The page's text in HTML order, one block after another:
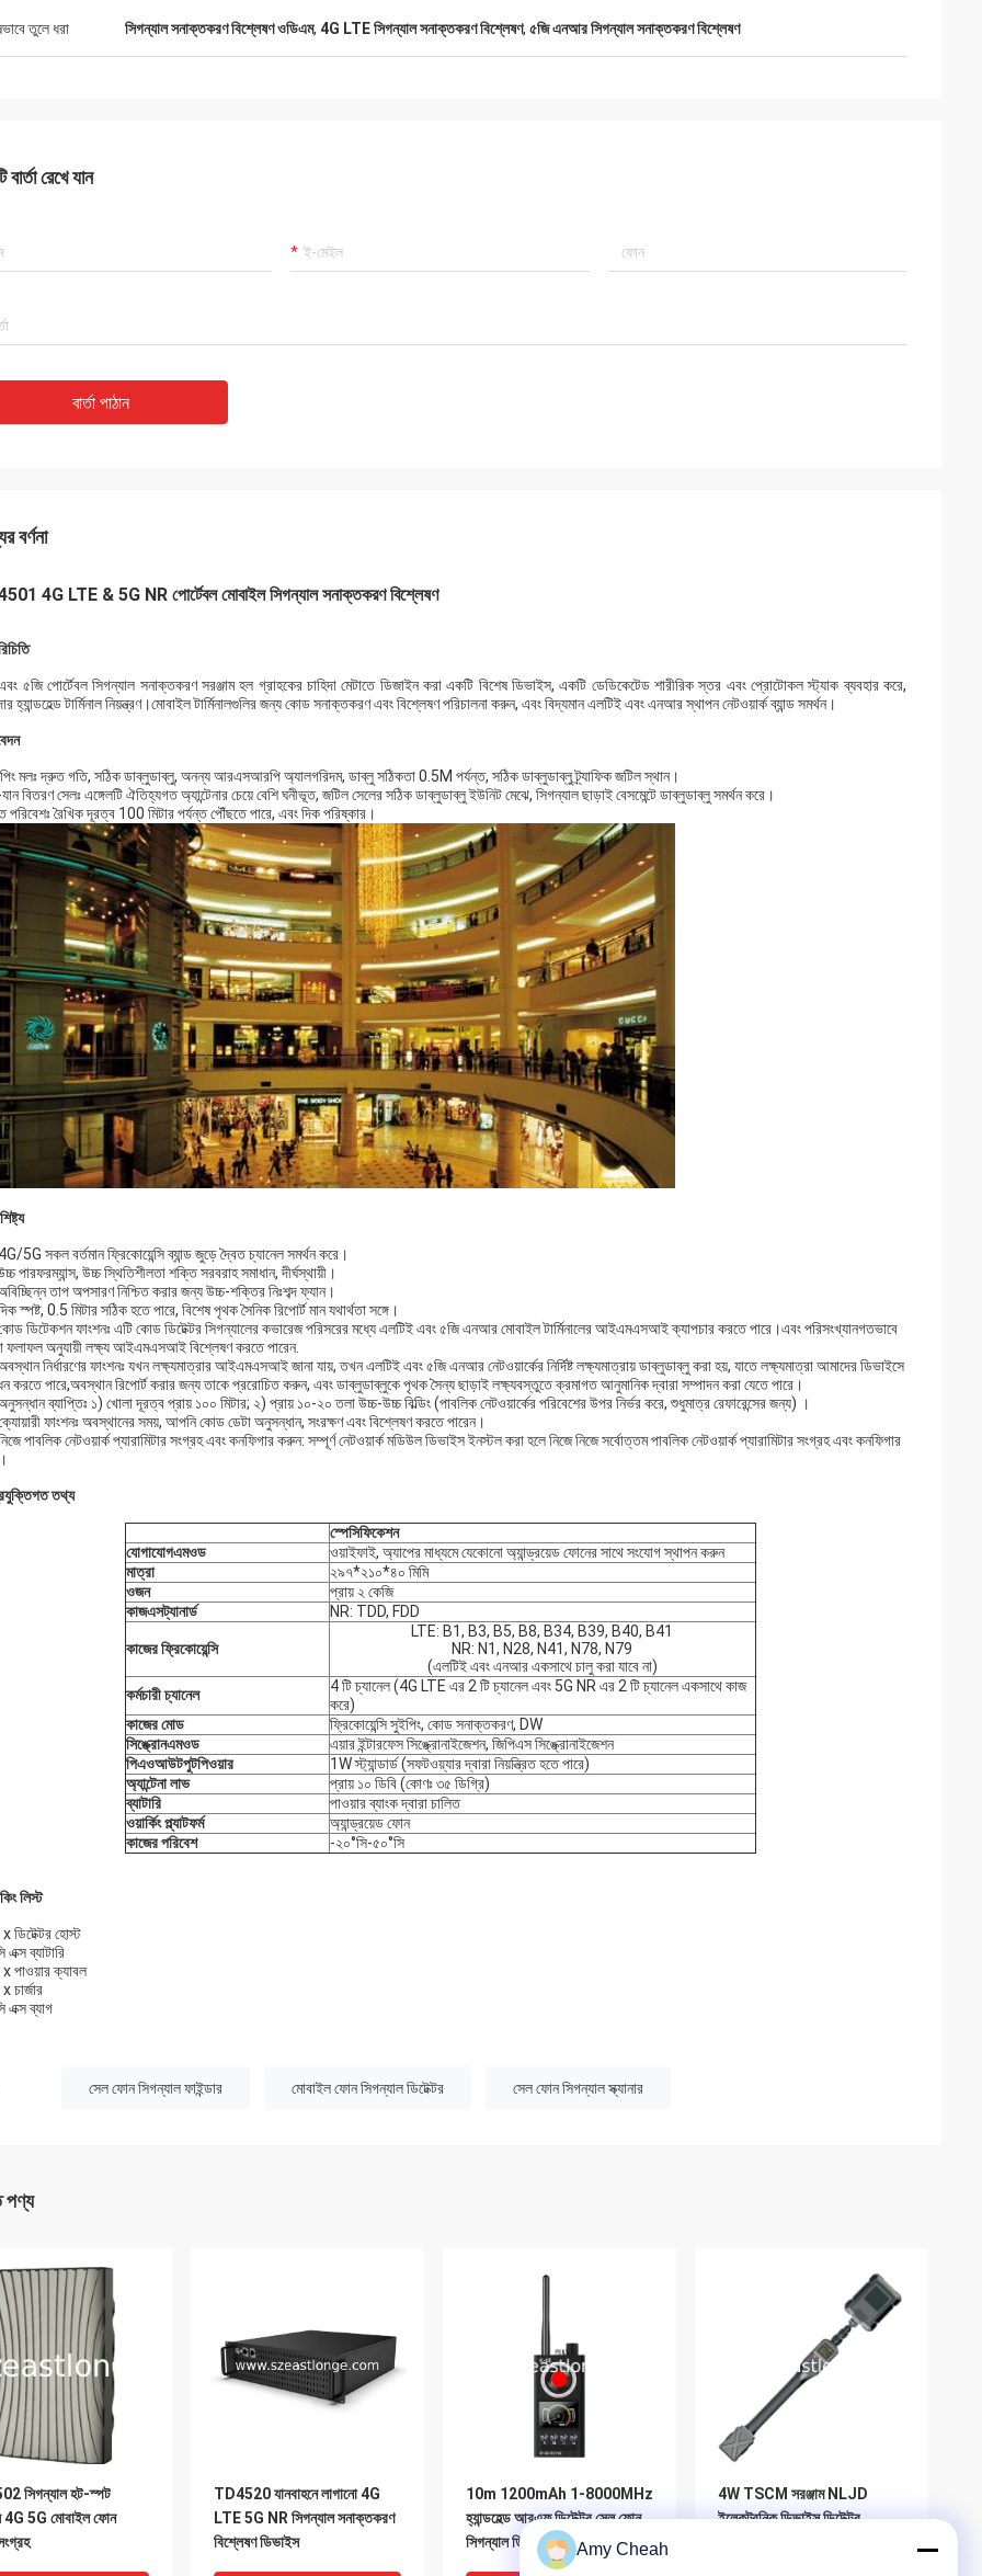
তুলে ধরা সিগন্যাল সনাক্তকরণ বিশ্লেষণ ওডিএম, 4G LTE সিগন্যাল সনাক্তকরণ বিশ্লেষণ, ৫জি এনআর সিগন্যাল সনাক্তকরণ বিশ্লেষণ
বার্তা রেখে যান
বার্তা পাঠান
বর্ণনা
4G LTE & 5G NR পোর্টেবল মোবাইল সিগন্যাল সনাক্তকরণ বিশ্লেষণ
৫জি পোর্টেবল সিগন্যাল সনাক্তকরণ সরঞ্জাম হল গ্রাহকের চাহিদা মেটাতে ডিজাইন করা একটি বিশেষ ডিভাইস, একটি ডেডিকেটেড শারীরিক স্তর এবং প্রোটোকল স্ট্যাক ব্যবহার করে,
হ্যান্ডহেল্ড টার্মিনাল নিয়ন্ত্রণ।মোবাইল টার্মিনালগুলির জন্য কোড সনাক্তকরণ এবং বিশ্লেষণ পরিচালনা করুন, এবং বিদ্যমান এলটিই এবং এনআর স্থাপন নেটওয়ার্ক ব্যান্ড সমর্থন।
মলঃ দ্রুত গতি, সঠিক ডাব্লুডাব্লু, অনন্য আরএসআরপি অ্যালগরিদম, ডাব্লু সঠিকতা 0.5M পর্যন্ত, সঠিক ডাব্লুডাব্লু ট্র্যাফিক জটিল স্থান।
বিতরণ সেলঃ এঙ্গেলটি ঐতিহ্যগত অ্যান্টেনার চেয়ে বেশি ঘনীভূত, জটিল সেলের সঠিক ডাব্লুডাব্লু ইউনিট মেঝে, সিগন্যাল ছাড়াই বেসমেন্টে ডাব্লুডাব্লু সমর্থন করে।
পরিবেশঃ রৈখিক দূরত্ব 100 মিটার পর্যন্ত পৌঁছতে পারে, এবং দিক পরিষ্কার।
5G সকল বর্তমান ফ্রিকোয়েন্সি ব্যান্ড জুড়ে দ্বৈত চ্যানেল সমর্থন করে।
পারফরম্যান্স, উচ্চ স্থিতিশীলতা শক্তি সরবরাহ সমাধান, দীর্ঘস্থায়ী।
তাপ অপসারণ নিশ্চিত করার জন্য উচ্চ-শক্তির নিঃশব্দ ফ্যান।
স্পষ্ট, 0.5 মিটার সঠিক হতে পারে, বিশেষ পৃথক সৈনিক রিপোর্ট মান যথার্থতা সঙ্গে।
ডিটেকশন ফাংশনঃ এটি কোড ডিটেক্টর সিগন্যালের কভারেজ পরিসরের মধ্যে এলটিই এবং ৫জি এনআর মোবাইল টার্মিনালের আইএমএসআই ক্যাপচার করতে পারে।এবং পরিসংখ্যানগতভাবে
ফলাফল অনুযায়ী লক্ষ্য আইএমএসআই বিশ্লেষণ করতে পারেন.
নির্ধারণের ফাংশনঃ যখন লক্ষ্যমাত্রার আইএমএসআই জানা যায়, তখন এলটিই এবং ৫জি এনআর নেটওয়ার্কের নির্দিষ্ট লক্ষ্যমাত্রায় ডাব্লুডাব্লু করা হয়, যাতে লক্ষ্যমাত্রা আমাদের ডিভাইসে
করতে পারে,অবস্থান রিপোর্ট করার জন্য তাকে প্ররোচিত করুন, এবং ডাব্লুডাব্লুকে পৃথক সৈন্য ছাড়াই লক্ষ্যবস্তুতে ক্রমাগত আনুমানিক দ্বারা সম্পাদন করা যেতে পারে।
ব্যাপ্তিঃ ১) খোলা দূরত্ব প্রায় ১০০ মিটার; ২) প্রায় ১০-২০ তলা উচ্চ-উচ্চ বিল্ডিং (পাবলিক নেটওয়ার্কের পরিবেশের উপর নির্ভর করে, শুধুমাত্র রেফারেন্সের জন্য) ।
ফাংশনঃ অবস্থানের সময়, আপনি কোড ডেটা অনুসন্ধান, সংরক্ষণ এবং বিশ্লেষণ করতে পারেন।
পাবলিক নেটওয়ার্ক প্যারামিটার সংগ্রহ এবং কনফিগার করুন: সম্পূর্ণ নেটওয়ার্ক মডিউল ডিভাইস ইনস্টল করা হলে নিজে নিজে সর্বোত্তম পাবলিক নেটওয়ার্ক প্যারামিটার সংগ্রহ এবং কনফিগার
তথ্য
স্পেসিফিকেশন
যোগাযোগএমওড
ওয়াইফাই, অ্যাপের মাধ্যমে যেকোনো অ্যান্ড্রয়েড ফোনের সাথে সংযোগ স্থাপন করুন
মাত্রা
২৯৭*২১০*৪০ মিমি
ওজন
প্রায় ২ কেজি
কাজএসট্যানার্ড NR: TDD, FDD
কাজের ফ্রিকোয়েন্সি
LTE: B1, B3, B5, B8, B34, B39, B40, B41
NR: N1, N28, N41, N78, N79
(এলটিই এবং এনআর একসাথে চালু করা যাবে না)
কর্মচারী চ্যানেল
4 টি চ্যানেল (4G LTE এর 2 টি চ্যানেল এবং 5G NR এর 2 টি চ্যানেল একসাথে কাজ
করে)
কাজের মোড
ফ্রিকোয়েন্সি সুইপিং, কোড সনাক্তকরণ, DW
সিঙ্ক্রোনএমওড
এয়ার ইন্টারফেস সিঙ্ক্রোনাইজেশন, জিপিএস সিঙ্ক্রোনাইজেশন
পিএওআউটপুটপিওয়ার
1W স্ট্যান্ডার্ড (সফটওয়্যার দ্বারা নিয়ন্ত্রিত হতে পারে)
অ্যান্টেনা লাভ
প্রায় ১০ ডিবি (কোণঃ ৩৫ ডিগ্রি)
ব্যাটারি
পাওয়ার ব্যাংক দ্বারা চালিত
ওয়ার্কিং প্ল্যাটফর্ম
অ্যান্ড্রয়েড ফোন
কাজের পরিবেশ
-২০°সি-৫০°সি
লিস্ট
ডিটেক্টর হোস্ট
এক্স ব্যাটারি
পাওয়ার ক্যাবল
চার্জার
এক্স ব্যাগ
সেল ফোন সিগন্যাল ফাইন্ডার মোবাইল ফোন সিগন্যাল ডিটেক্টর সেল ফোন সিগন্যাল স্ক্যানার
পণ্য
সিগন্যাল হট-স্পট
4G 5G মোবাইল ফোন
TD4520 যানবাহনে লাগানো 4G
LTE 5G NR সিগন্যাল সনাক্তকরণ
বিশ্লেষণ ডিভাইস
10m 1200mAh 1-8000MHz
হ্যান্ডহেল্ড আরএফ ডিটেক্টর সেল ফোন
সিগন্যাল ডিটেক্টর
4W TSCM সরঞ্জাম NLJD
ইলেকট্রনিক ডিভাইস ডিটেক্টর
Amy Cheah